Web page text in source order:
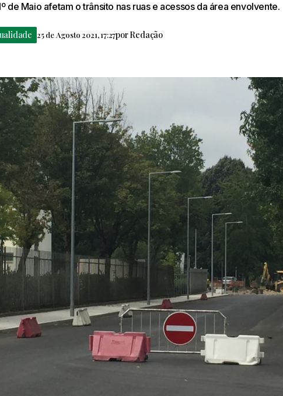
de Maio afetam o trânsito nas ruas e acessos da área envolvente.
25 de Agosto 2021, 17:27porRedação